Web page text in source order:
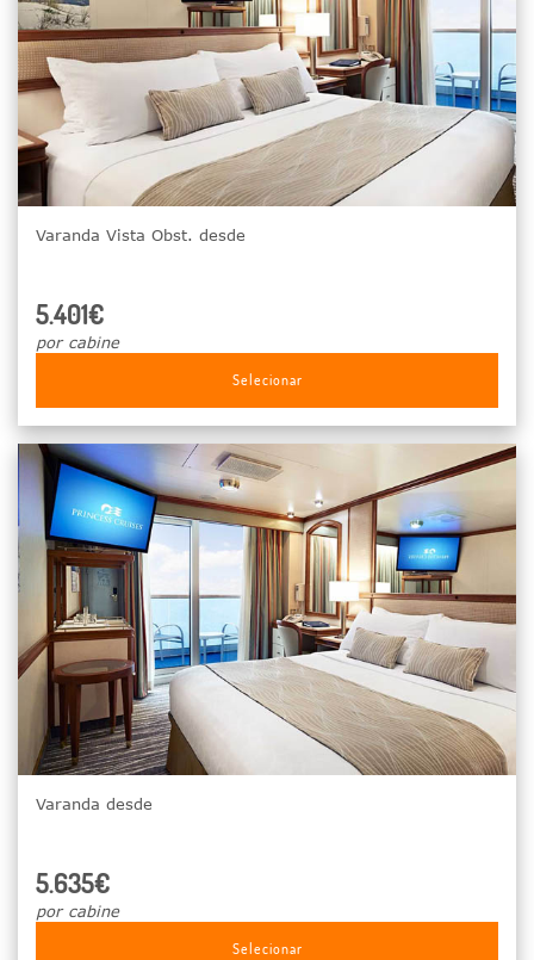
Varanda Vista Obst. desde
5.401€
por cabine
Selecionar
Varanda desde
5.635€
por cabine
Selecionar